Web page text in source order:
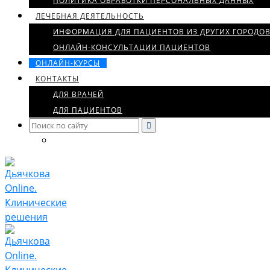
ЛЕЧЕБНАЯ ДЕЯТЕЛЬНОСТЬ
ИНФОРМАЦИЯ ДЛЯ ПАЦИЕНТОВ ИЗ ДРУГИХ ГОРОДОВ
ОНЛАЙН-КОНСУЛЬТАЦИИ ПАЦИЕНТОВ
ОНЛАЙН-КУРСЫ
КОНТАКТЫ
ДЛЯ ВРАЧЕЙ
ДЛЯ ПАЦИЕНТОВ
Search
for: